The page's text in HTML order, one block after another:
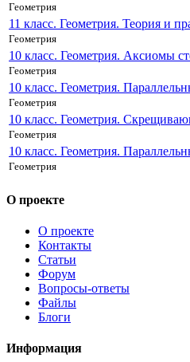
Геометрия
11 класс. Геометрия. Теория и
Геометрия
10 класс. Геометрия. Аксиомы
Геометрия
10 класс. Геометрия.
Геометрия
10 класс. Геометрия.
Геометрия
10 класс. Геометрия.
Геометрия
О проекте
О проекте
Контакты
Статьи
Форум
Вопросы-ответы
Файлы
Блоги
Информация